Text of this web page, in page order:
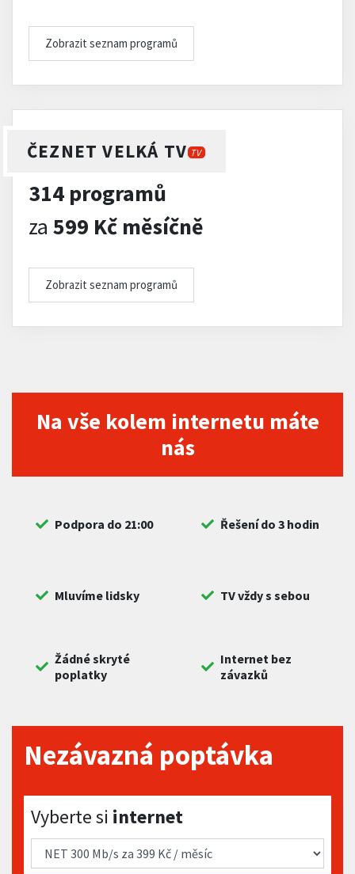
Zobrazit seznam programů
ČEZNET VELKÁ TV TV
314 programů
za 599 Kč měsíčně
Zobrazit seznam programů
Na vše kolem internetu máte
nás
Podpora do 21:00 Řešení do 3 hodin
Mluvíme lidsky TV vždy s sebou
Žádné skryté
poplatky
Internet bez
závazků
Nezávazná poptávka
Vyberte si internet
Vyberte si internet